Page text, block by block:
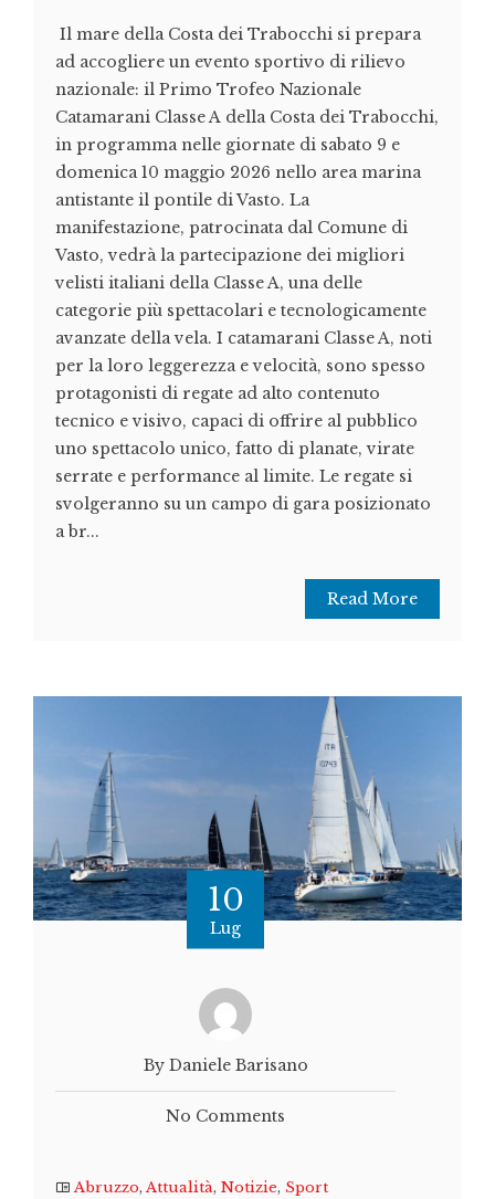
Il mare della Costa dei Trabocchi si prepara
ad accogliere un evento sportivo di rilievo
nazionale: il Primo Trofeo Nazionale
Catamarani Classe A della Costa dei Trabocchi,
in programma nelle giornate di sabato 9 e
domenica 10 maggio 2026 nello area marina
antistante il pontile di Vasto. La
manifestazione, patrocinata dal Comune di
Vasto, vedrà la partecipazione dei migliori
velisti italiani della Classe A, una delle
categorie più spettacolari e tecnologicamente
avanzate della vela. I catamarani Classe A, noti
per la loro leggerezza e velocità, sono spesso
protagonisti di regate ad alto contenuto
tecnico e visivo, capaci di offrire al pubblico
uno spettacolo unico, fatto di planate, virate
serrate e performance al limite. Le regate si
svolgeranno su un campo di gara posizionato
a br...
Read More
10
Lug
By Daniele Barisano
No Comments
Abruzzo,Attualità, Notizie, Sport